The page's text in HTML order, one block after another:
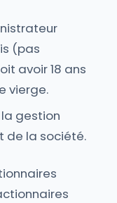
(pas
avoir 18 ans
vierge.
la gestion
de la société.